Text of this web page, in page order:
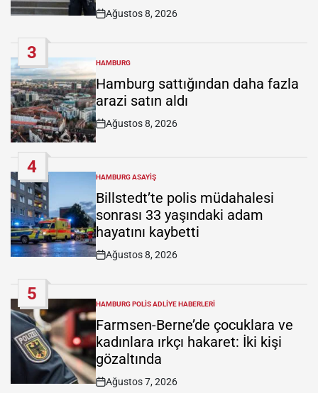
Post
Ağustos 8, 2026
3
POSTED
IN
HAMBURG
Hamburg sattığından daha fazla
arazi satın aldı
Post
Date
Ağustos 8, 2026
4
POSTED
IN
HAMBURG ASAYIŞ
Billstedt’te polis müdahalesi
sonrası 33 yaşındaki adam
hayatını kaybetti
Post
Ağustos 8, 2026
5
POSTED
IN
HAMBURG POLIS ADLIYE HABERLERI
Farmsen-Berne’de çocuklara ve
kadınlara ırkçı hakaret: İki kişi
gözaltında
Post
Ağustos 7, 2026